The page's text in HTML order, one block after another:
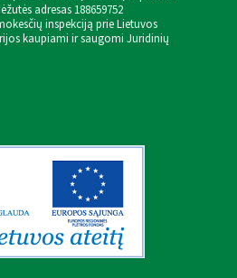
adresas 188659752
inspekciją prie Lietuvos
kaupiami ir saugomi Juridinių